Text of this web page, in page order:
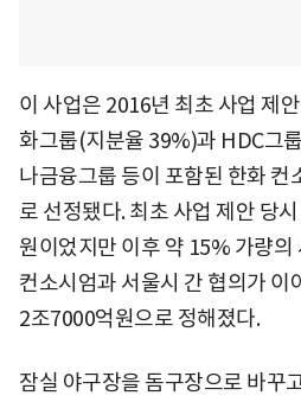
이 사업은 2016년 최초 사업 제
화그룹(지분율 39%)과 HDC그
나금융그룹 등이 포함된 한화
로 선정됐다. 최초 사업 제안 당
원이었지만 이후 약 15% 가량의
컨소시엄과 서울시 간 협의가 이
2조7000억원으로 정해졌다.
잠실 야구장을 돔구장으로 바꾸